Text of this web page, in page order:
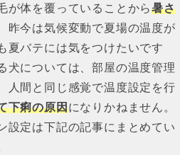
が体を覆っていることから暑さ
昨今は気候変動で夏場の温度が
夏バテには気をつけたいです
犬については、部屋の温度管理
人間と同じ感覚で温度設定を行
下痢の原因になりかねません。
設定は下記の記事にまとめてい